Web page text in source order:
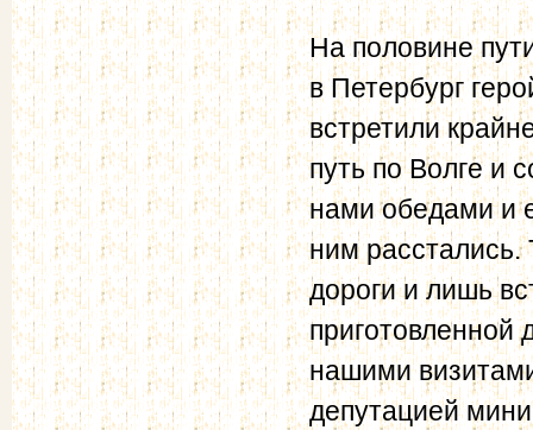
На половине
в Петербург
встретили
путь по Волге и
нами обедами и
ним расстались.
дороги и лишь
нашими
депутацией